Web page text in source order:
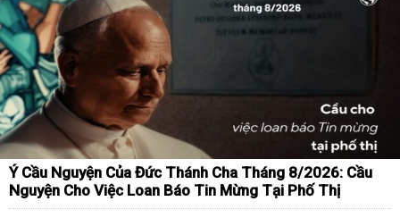
Ý Cầu Nguyện Của Đức Thánh Cha Tháng 8/2026: Cầu
Nguyện Cho Việc Loan Báo Tin Mừng Tại Phố Thị